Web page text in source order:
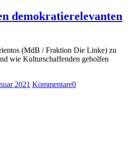
demokratierelevanten
(MdB / Fraktion Die Linke) zu
wie Kulturschaffenden geholfen
2021 Kommentare0